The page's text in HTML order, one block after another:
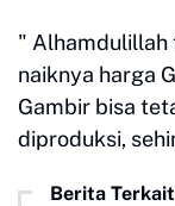
" Alhamdulillah
naiknya harga
Gambir bisa
diproduksi,
Berita Terkait